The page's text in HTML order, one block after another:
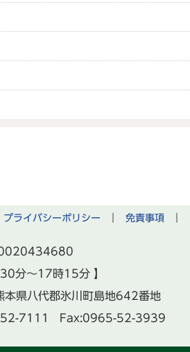
プライバシーポリシー 免責事項
分～17時15分 】
県八代郡氷川町島地642番地
7111 Fax:0965-52-3939